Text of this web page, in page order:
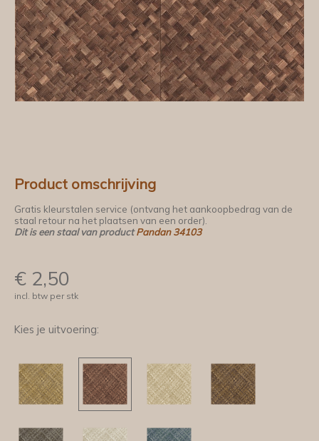
Product omschrijving
Gratis kleurstalen service (ontvang het aankoopbedrag van de
staal retour na het plaatsen van een order).
Dit is een staal van productPandan 34103
€ 2,50
incl. btw per stk
Kies je uitvoering: